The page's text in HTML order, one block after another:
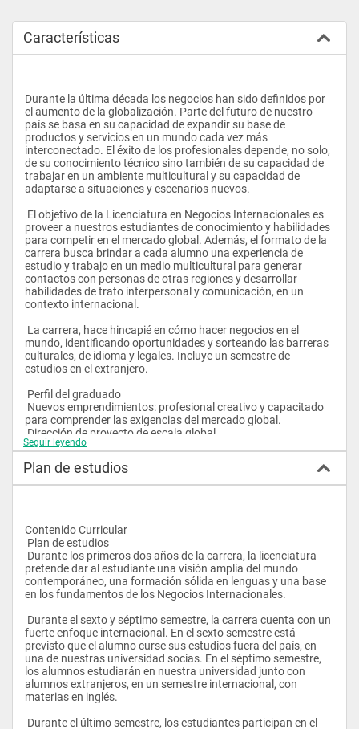
Características
Durante la última década los negocios han sido definidos por
el aumento de la globalización. Parte del futuro de nuestro
país se basa en su capacidad de expandir su base de
productos y servicios en un mundo cada vez más
interconectado. El éxito de los profesionales depende, no solo,
de su conocimiento técnico sino también de su capacidad de
trabajar en un ambiente multicultural y su capacidad de
adaptarse a situaciones y escenarios nuevos.
proveer a nuestros estudiantes de conocimiento y habilidades
para competir en el mercado global. Además, el formato de la
carrera busca brindar a cada alumno una experiencia de
estudio y trabajo en un medio multicultural para generar
contactos con personas de otras regiones y desarrollar
habilidades de trato interpersonal y comunicación, en un
contexto internacional.
mundo, identificando oportunidades y sorteando las barreras
culturales, de idioma y legales. Incluye un semestre de
estudios en el extranjero.
Perfil del graduado
para comprender las exigencias del mercado global.
Dirección de proyecto de escala global.
Tareas gerenciales en áreas comerciales y de planificación
Seguir leyendo
Plan de estudios
Contenido Curricular
Plan de estudios
pretende dar al estudiante una visión amplia del mundo
contemporáneo, una formación sólida en lenguas y una base
en los fundamentos de los Negocios Internacionales.
fuerte enfoque internacional. En el sexto semestre está
previsto que el alumno curse sus estudios fuera del país, en
una de nuestras universidad socias. En el séptimo semestre,
los alumnos estudiarán en nuestra universidad junto con
alumnos extranjeros, en un semestre internacional, con
materias en inglés.